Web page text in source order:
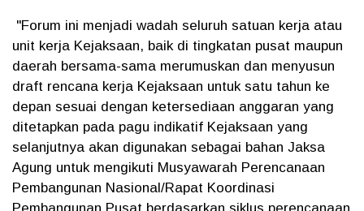
"Forum ini menjadi wadah seluruh satuan kerja atau
unit kerja Kejaksaan, baik di tingkatan pusat maupun
daerah bersama-sama merumuskan dan menyusun
draft rencana kerja Kejaksaan untuk satu tahun ke
depan sesuai dengan ketersediaan anggaran yang
ditetapkan pada pagu indikatif Kejaksaan yang
selanjutnya akan digunakan sebagai bahan Jaksa
Agung untuk mengikuti Musyawarah Perencanaan
Pembangunan Nasional/Rapat Koordinasi